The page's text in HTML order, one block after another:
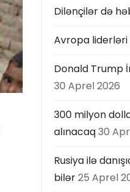
Dilənçilər də
Avropa
Donald Trump
30 Aprel 2026
300 milyon
alınacaq30
Rusiya ilə
bilər25 Aprel